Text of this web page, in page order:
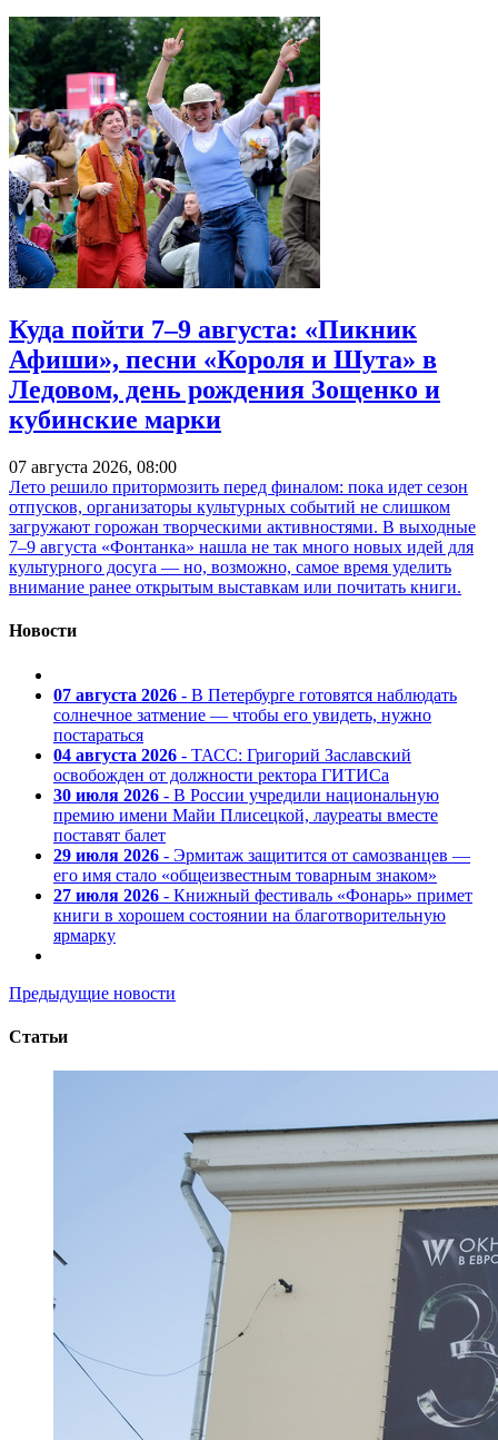
Куда пойти 7–9 августа: «Пикник
Афиши», песни «Короля и Шута» в
Ледовом, день рождения Зощенко и
кубинские марки
07 августа 2026, 08:00
Лето решило притормозить перед финалом: пока идет сезон
отпусков, организаторы культурных событий не слишком
загружают горожан творческими активностями. В выходные
7–9 августа «Фонтанка» нашла не так много новых идей для
культурного досуга — но, возможно, самое время уделить
внимание ранее открытым выставкам или почитать книги.
Новости
07 августа 2026 - В Петербурге готовятся наблюдать
солнечное затмение — чтобы его увидеть, нужно
постараться
04 августа 2026 - ТАСС: Григорий Заславский
освобожден от должности ректора ГИТИСа
30 июля 2026 - В России учредили национальную
премию имени Майи Плисецкой, лауреаты вместе
поставят балет
29 июля 2026 - Эрмитаж защитится от самозванцев —
его имя стало «общеизвестным товарным знаком»
27 июля 2026 - Книжный фестиваль «Фонарь» примет
книги в хорошем состоянии на благотворительную
ярмарку
Предыдущие новости
Статьи